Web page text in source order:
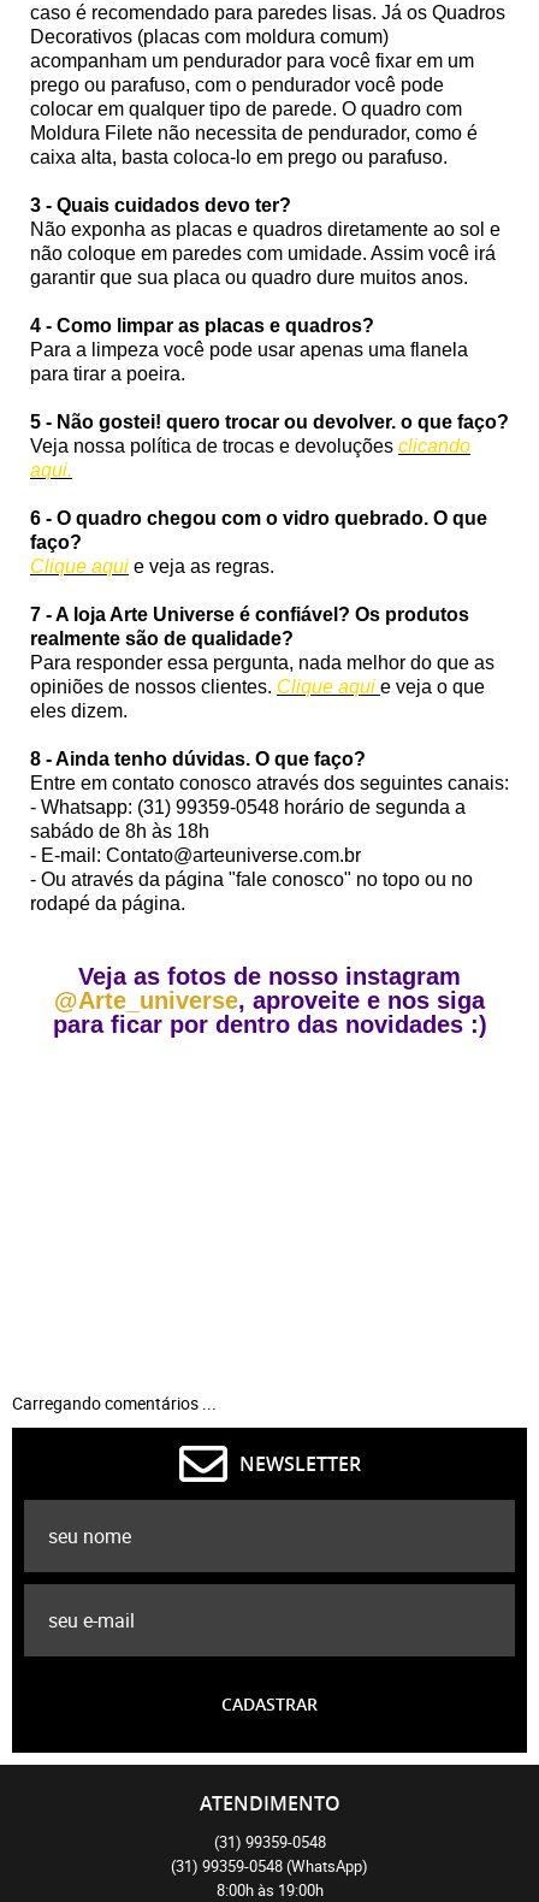
caso é recomendado para paredes lisas. Já os Quadros
Decorativos (placas com moldura comum)
acompanham um pendurador para você fixar em um
prego ou parafuso, com o pendurador você pode
colocar em qualquer tipo de parede. O quadro com
Moldura Filete não necessita de pendurador, como é
caixa alta, basta coloca-lo em prego ou parafuso.
3 - Quais cuidados devo ter?
Não exponha as placas e quadros diretamente ao sol e
não coloque em paredes com umidade. Assim você irá
garantir que sua placa ou quadro dure muitos anos.
4 - Como limpar as placas e quadros?
Para a limpeza você pode usar apenas uma flanela
para tirar a poeira.
5 - Não gostei! quero trocar ou devolver. o que faço?
Veja nossa política de trocas e devoluções clicando
aqui.
6 - O quadro chegou com o vidro quebrado. O que
faço?
Clique aqui e veja as regras.
7 - A loja Arte Universe é confiável? Os produtos
realmente são de qualidade?
Para responder essa pergunta, nada melhor do que as
opiniões de nossos clientes. Clique aqui e veja o que
eles dizem.
8 - Ainda tenho dúvidas. O que faço?
Entre em contato conosco através dos seguintes canais:
- Whatsapp: (31) 99359-0548 horário de segunda a
sabádo de 8h às 18h
- E-mail: Contato@arteuniverse.com.br
- Ou através da página "fale conosco" no topo ou no
rodapé da página.
Veja as fotos de nosso instagram
@Arte_universe, aproveite e nos siga
para ficar por dentro das novidades :)
Carregando comentários ...
NEWSLETTER
CADASTRAR
ATENDIMENTO
(31) 99359-0548
(31) 99359-0548(WhatsApp)
8:00h às 19:00h